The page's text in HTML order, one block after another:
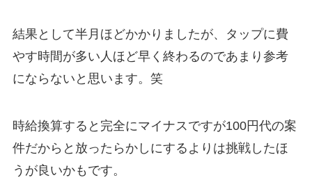
結果として半月ほどかかりましたが、タップに費
やす時間が多い人ほど早く終わるのであまり参考
にならないと思います。笑
時給換算すると完全にマイナスですが100円代の案
件だからと放ったらかしにするよりは挑戦したほ
うが良いかもです。